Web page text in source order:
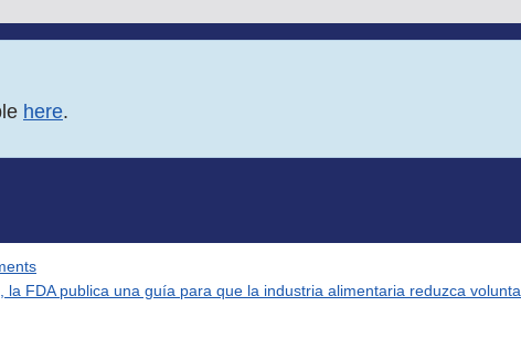
here.
FDA publica una guía para que la industria alimentaria reduzca